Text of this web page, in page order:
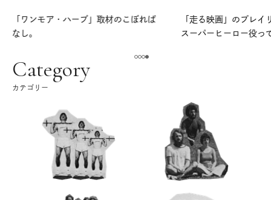
「ワンモア・ハーブ」取材のこぼれば
なし。
「走る映画」のプレイ
スーパーヒーロー役っ
Category
カテゴリー